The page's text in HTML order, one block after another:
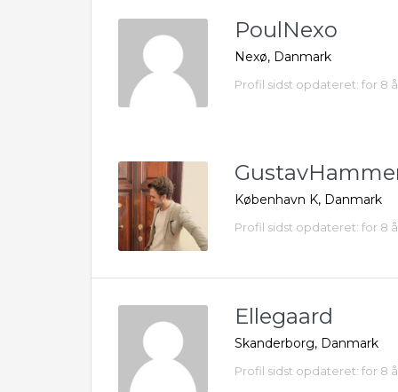
PoulNexo
Nexø, Danmark
Profil sidst opdateret: for 8
København K, Danmark
Profil sidst opdateret: for 8
Ellegaard
Skanderborg, Danmark
Profil sidst opdateret: for 8